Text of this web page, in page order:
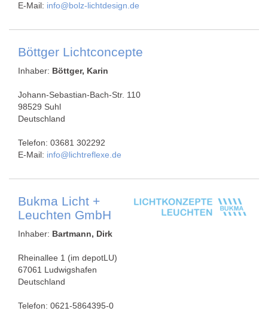
E-Mail: info@bolz-lichtdesign.de
Böttger Lichtconcepte
Inhaber: Böttger, Karin
Johann-Sebastian-Bach-Str. 110
98529 Suhl
Deutschland
Telefon: 03681 302292
E-Mail: info@lichtreflexe.de
Bukma Licht +
Leuchten GmbH
Inhaber: Bartmann, Dirk
Rheinallee 1 (im depotLU)
67061 Ludwigshafen
Deutschland
Telefon: 0621-5864395-0